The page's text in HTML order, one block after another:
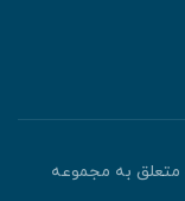
متعلق به مجموعه